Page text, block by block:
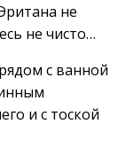
не
не чисто…
с ванной
и с тоской